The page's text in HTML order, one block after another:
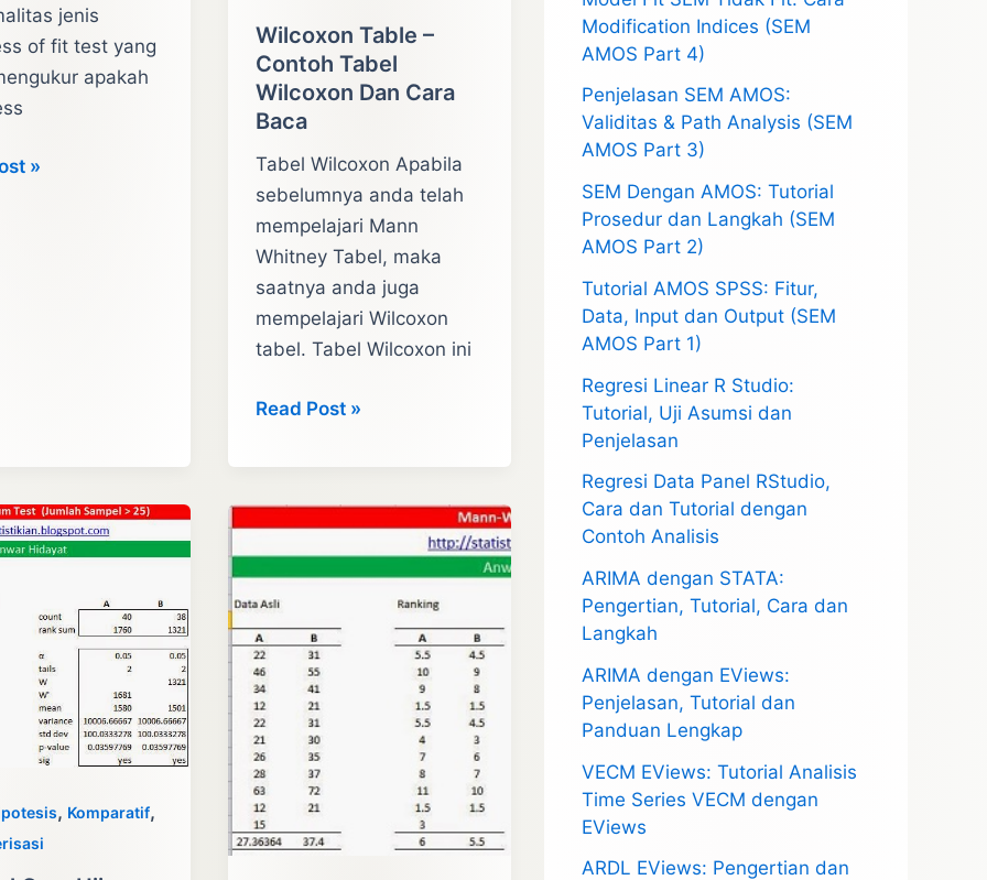
jenis
of fit test yang
apakah
»
Wilcoxon Table –
Contoh Tabel
Wilcoxon Dan Cara
Baca
Tabel Wilcoxon Apabila
sebelumnya anda telah
mempelajari Mann
Whitney Tabel, maka
saatnya anda juga
mempelajari Wilcoxon
tabel. Tabel Wilcoxon ini
Wilcoxon
–
Contoh
Tabel
Wilcoxon
Cara
Baca
Read Post »
, Komparatif,
Modification Indices (SEM
AMOS Part 4)
Penjelasan SEM AMOS:
Validitas & Path Analysis (SEM
AMOS Part 3)
SEM Dengan AMOS: Tutorial
Prosedur dan Langkah (SEM
AMOS Part 2)
Tutorial AMOS SPSS: Fitur,
Data, Input dan Output (SEM
AMOS Part 1)
Regresi Linear R Studio:
Tutorial, Uji Asumsi dan
Penjelasan
Regresi Data Panel RStudio,
Cara dan Tutorial dengan
Contoh Analisis
ARIMA dengan STATA:
Pengertian, Tutorial, Cara dan
Langkah
ARIMA dengan EViews:
Penjelasan, Tutorial dan
Panduan Lengkap
VECM EViews: Tutorial Analisis
Time Series VECM dengan
EViews
ARDL EViews: Pengertian dan